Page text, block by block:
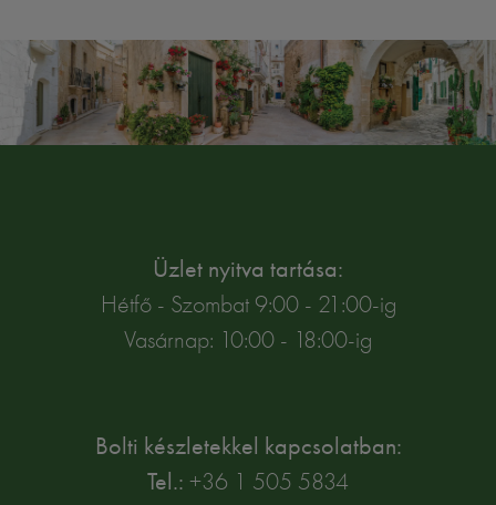
Üzlet nyitva tartása:
Hétfő - Szombat 9:00 - 21:00-ig
Vasárnap: 10:00 - 18:00-ig
Bolti készletekkel kapcsolatban:
Tel.: +36 1 505 5834